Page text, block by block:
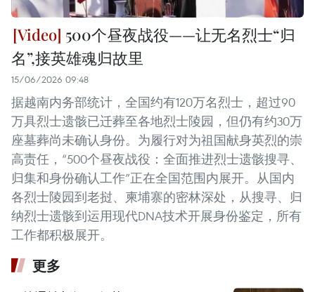
500个昼夜战役——让无名烈士“归
名”,接英雄魂归故里
15/06/2026 09:48
据越南内务部统计，全国约有120万名烈士，超过90
万具烈士遗骸已迁葬至各地烈士陵园，但仍有约30万
座墓葬尚未确认身份。为履行对为祖国献身英烈的崇
高责任，“500个昼夜战役：全面推进烈士遗骸搜寻、
归集和身份确认工作”正在全国范围内展开。从国内
各烈士陵园到老挝、柬埔寨的密林深处，从搜寻、归
纳烈士遗骸到运用现代DNA技术开展身份鉴定，所有
工作都积极展开。
更多